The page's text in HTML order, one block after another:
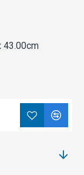
43.00cm